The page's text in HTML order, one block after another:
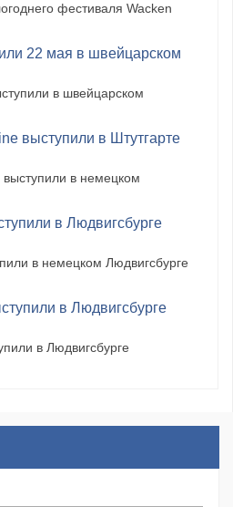
фестиваля Wacken
22 мая в швейцарском
в швейцарском
выступили в Штутгарте
в немецком
в Людвигсбурге
в немецком Людвигсбурге
в Людвигсбурге
в Людвигсбурге